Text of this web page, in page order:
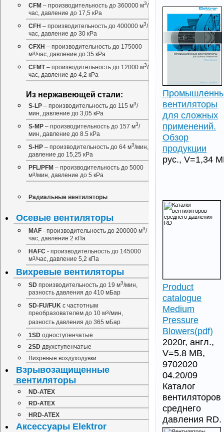
вентиляторы
для сложных
применений.
Обзор
продукции
рус., V=1,34
Product
catalogue
Medium
Pressure
Blowers(pdf)
2020г, англ.,
V=5.8 МВ,
9702020
04.20/09
Каталог
вентиляторов
среднего
давления RD.
CFM – производительность до 360000 м3/
час, давление до 17,5 кРа
CFH – производительность до 400000 м3/
час, давление до 30 кРа
CFXH – производительность до 175000
м3/час, давление до 35 кРа
CFMT– производительность до 12000 м3/
час, давление до 4,2 кРа
Из нержавеющей стали:
S-LP – производительность до 115 м3/
мин, давление до 3,05 кРа
S-MP – производительность до 157 м3/
мин, давление до 8.5 кРа
S-HP – производительность до 64 м3/мин,
давление до 15,25 кРа
PFL/PFM – производительность до 5000
м3/мин, давление до 5 кРа
Радиальные вентиляторы
Осевые вентиляторы
MAF - производительность до 200000 м3/
час, давление 2 кПа
НAFС - производительность до 145000
м3/час, давление 5,2 кПа
Вихревые вентиляторы
SD производительность до 19 м3/мин,
разность давления до 410 мБар
SD-FU/FUK с частотным
преобразователем до 10 м3/мин,
разность давления до 365 мБар
1SD одноступенчатые
2SD двухступенчатые
Вихревые воздуходувки
Взрывозащищенные
вентиляторы
ND-ATEX
RD-ATEX
HRD-ATEX
Аксессуары Elektror